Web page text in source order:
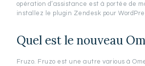
opération d’assistance est à portée de
installez le plugin Zendesk pour
Quel est le nouveau
Fruzo. Fruzo est une autre various à